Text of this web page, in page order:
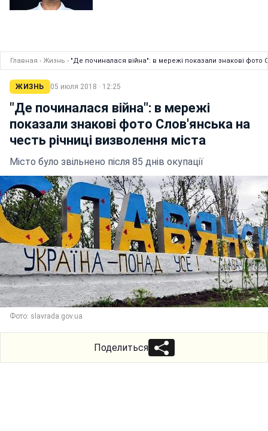
Главная › Жизнь › "Де починалася війна": в мережі показали знакові фото
ЖИЗНЬ 05 июля 2018 · 12:25
"Де починалася війна": в мережі
показали знакові фото Слов'янська на
честь річниці визволення міста
Місто було звільнено після 85 днів окупації
Фото: slavrada.gov.ua
Поделиться